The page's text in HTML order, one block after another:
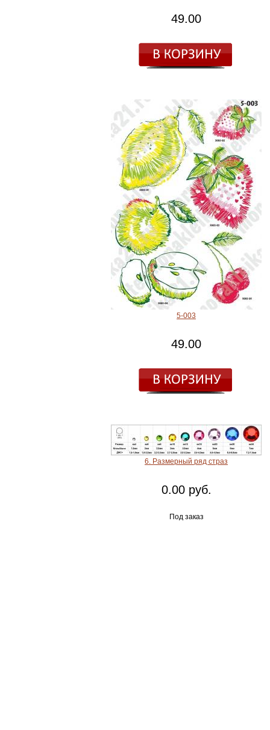
49.00
5-003
49.00
6. Размерный ряд страз
0.00 руб.
Под заказ